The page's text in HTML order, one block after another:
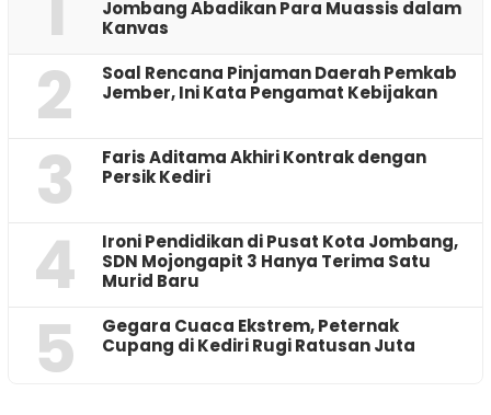
Jombang Abadikan Para Muassis dalam
Kanvas
2
‎Soal Rencana Pinjaman Daerah Pemkab
Jember, Ini Kata Pengamat Kebijakan ‎
3
Faris Aditama Akhiri Kontrak dengan
Persik Kediri
4
Ironi Pendidikan di Pusat Kota Jombang,
SDN Mojongapit 3 Hanya Terima Satu
Murid Baru
5
‎Gegara Cuaca Ekstrem, Peternak
Cupang di Kediri Rugi Ratusan Juta